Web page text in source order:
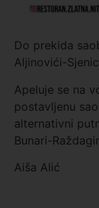
Do prekida
Aljinovići-
Apeluje se na
postavljenu
alternativni
Bunari-
Aiša Alić